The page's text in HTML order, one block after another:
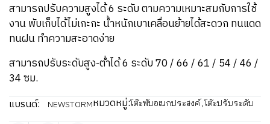
สามารถปรับความสูงได้ 6 ระดับ ตามความเหมาะสมกับการใช้
งาน พับเก็บได้ไม่เกะกะ น้ำหนักเบาเคลื่อนย้ายได้สะดวก ทนแดด
ทนฝน ทำความสะอาดง่าย
สามารถปรับระดับสูง-ต่ำได้ 6 ระดับ 70 / 66 / 61 / 54 / 46 /
34 ซม.
แบรนด์: NEWSTORMหมวดหมู่:โต๊ะพับอเนกประสงค์,โต๊ะปรับระดับ